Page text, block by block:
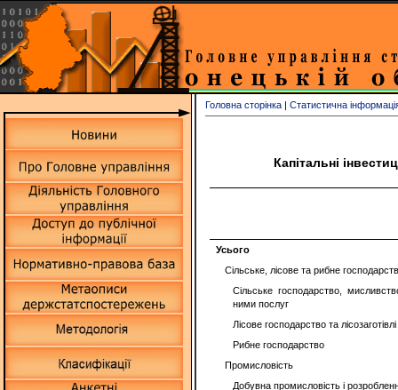
Головна сторінка | Статистична
Капітальні
Усього
Сільське, лісове та рибне
Сільське господарство,
ними послуг
Лісове господарство та лісозаготівлі
Рибне господарство
Промисловість
Добувна промисловість і